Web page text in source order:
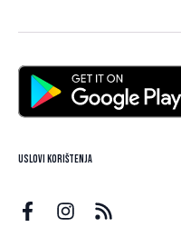
Uslovi korištenja